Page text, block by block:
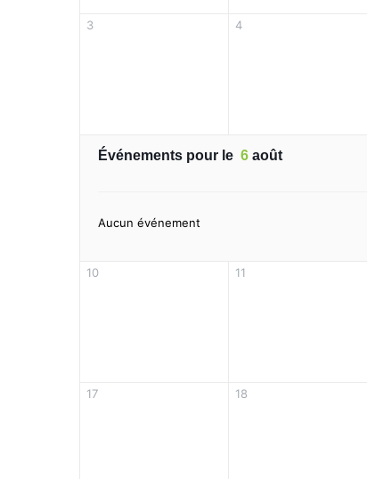
3 4
Événements pour le 6 août
Aucun événement
10 11
17 18